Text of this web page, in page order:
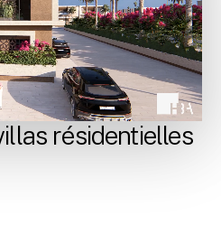
résidentielles